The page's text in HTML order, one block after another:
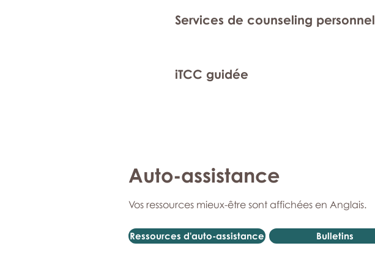
Services de counseling personnel
iTCC guidée
Auto-assistance
Vos ressources mieux-être sont affichées en Anglais.
Ressources d'auto-assistance Bulletins